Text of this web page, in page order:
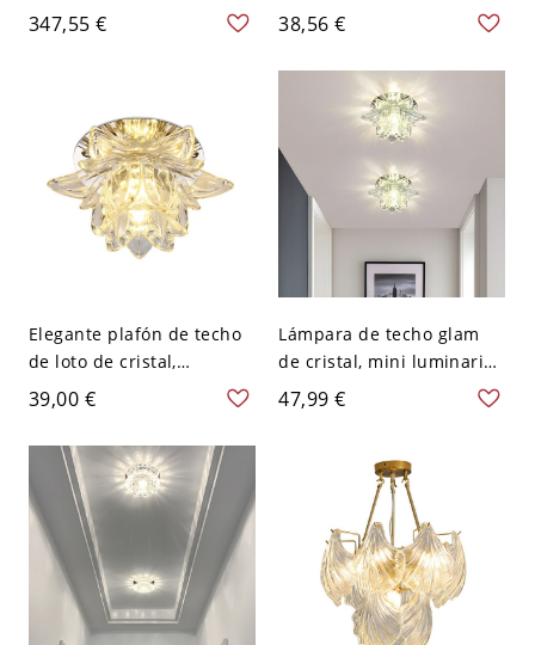
contemporánea de cristal,
acabado cromado - 110 A
347,55 €
con iluminación LED de
acento para pasillo y
entrada - Transparente
110 A 120 V Multicolor
38,56 €
Elegante plafón de techo
de loto de cristal,
luminaria LED compacta
pasillo y recibidor -
Transparente 110 A 120 V
Blanco
39,00 €
Lámpara de techo glam
de cristal, mini luminaria
LED de loto para pasillo y
110 A 120 V Blanco
47,99 €